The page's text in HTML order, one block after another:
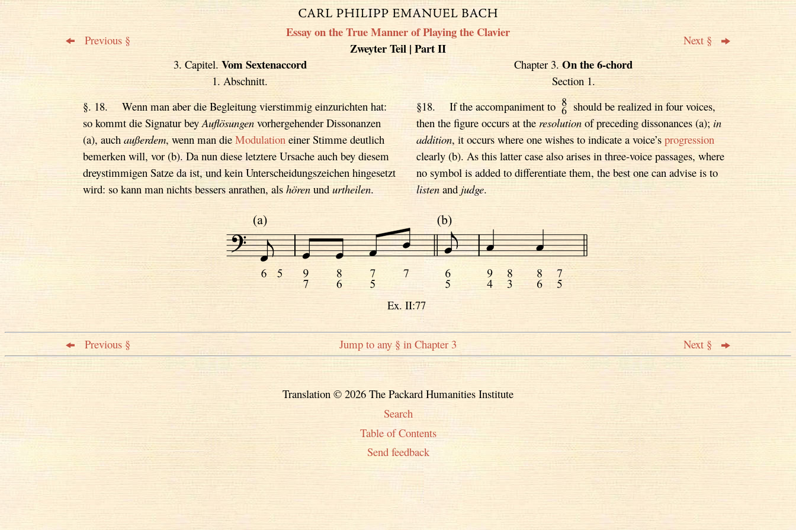
Previous §
Essay on the True Manner of Playing the Clavier
Zweyter Teil | Part II
Next §
3. Capitel.Vom Sextenaccord
1. Abschnitt.
Chapter 3. On the 6-chord
Section 1.
§. 18. Wenn man aber die Begleitung vierstimmig einzurichten hat:
so kommt die Signatur bey Auflösungen vorhergehender Dissonanzen
(a), auch außerdem, wenn man die Modulation einer Stimme deutlich
bemerken will, vor (b). Da nun diese letztere Ursache auch bey diesem
dreystimmigen Satze da ist, und kein Unterscheidungszeichen hingesetzt
wird: so kann man nichts bessers anrathen, als hören undurtheilen.
§18. If the accompaniment to
should be realized in four voices,
then the figure occurs at the resolution of preceding dissonances (a); in
addition, it occurs where one wishes to indicate a voice’s progression
clearly (b). As this latter case also arises in three-voice passages, where
no symbol is added to differentiate them, the best one can advise is to
listen and judge.
Ex. II:77
Previous § Jump to any § in Chapter 3 Next §
Translation © 2026 The Packard Humanities Institute
Search
Table of Contents
Send feedback